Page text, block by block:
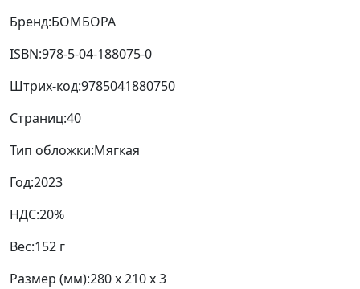
Бренд:БОМБОРА
ISBN:978-5-04-188075-0
Штрих-код:9785041880750
Страниц:40
Тип обложки:Мягкая
Год:2023
НДС:20%
Вес:152 г
Размер (мм):280 x 210 x 3